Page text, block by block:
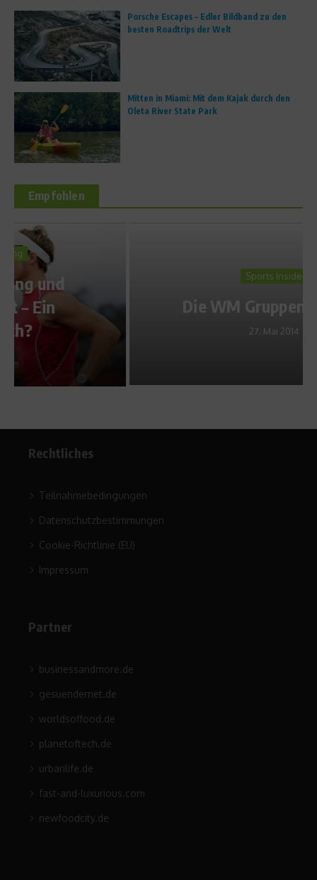
Porsche Escapes – Edler Bildband zu den
besten Roadtrips der Welt
Mitten in Miami: Mit dem Kajak durch den
Oleta River State Park
Empfohlen
Die WM Gruppen A und B
Rechtliches
Teilnahmebedingungen
Datenschutzbestimmungen
Cookie-Richtlinie (EU)
Impressum
Partner
businessandmore.de
gesuendernet.de
worldsoffood.de
planetoftech.de
urbanlife.de
fast-and-luxurious.com
newfoodcity.de